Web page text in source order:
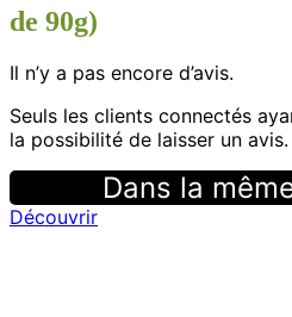
de 90g)
Il n’y a pas encore d’avis.
Seuls les clients connectés
la possibilité de laisser un avis.
Dans la
Découvrir